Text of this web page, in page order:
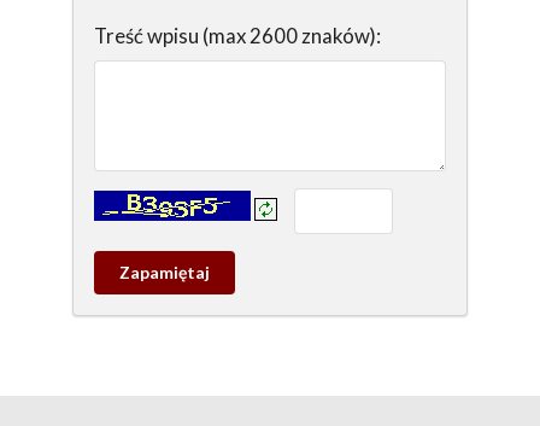
Treść wpisu (max 2600 znaków):
Kontrola - wprowadź tekst z obrazka:
Zapamietaj
wpis